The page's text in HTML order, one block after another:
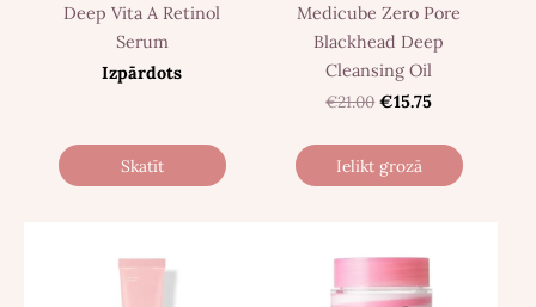
Deep Vita A Retinol
Serum
Izpārdots
Skatīt
Medicube Zero Pore
Blackhead Deep
Cleansing Oil
€21.00 €15.75
Ielikt grozā